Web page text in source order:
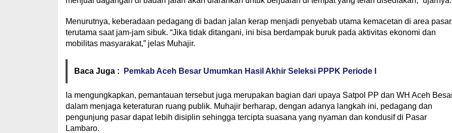
Menurutnya, keberadaan pedagang di badan jalan kerap menjadi penyebab utama kemacetan di area
terutama saat jam-jam sibuk. “Jika tidak ditangani, ini bisa berdampak buruk pada aktivitas ekonomi dan
mobilitas masyarakat,” jelas Muhajir.
Baca Juga : Pemkab Aceh Besar Umumkan Hasil Akhir Seleksi PPPK Periode I
Ia mengungkapkan, pemantauan tersebut juga merupakan bagian dari upaya Satpol PP dan WH Aceh
dalam menjaga keteraturan ruang publik. Muhajir berharap, dengan adanya langkah ini, pedagang dan
pengunjung pasar dapat lebih disiplin sehingga tercipta suasana yang nyaman dan kondusif di Pasar
Lambaro.